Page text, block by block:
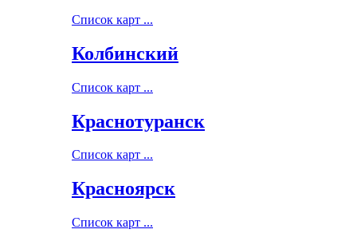
Список карт ...
Колбинский
Список карт ...
Краснотуранск
Список карт ...
Красноярск
Список карт ...